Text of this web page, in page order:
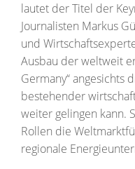
lautet der Titel der
Journalisten Markus
und
Ausbau der weltweit
Germany“ angesichts
bestehender
weiter gelingen kann.
Rollen die
regionale